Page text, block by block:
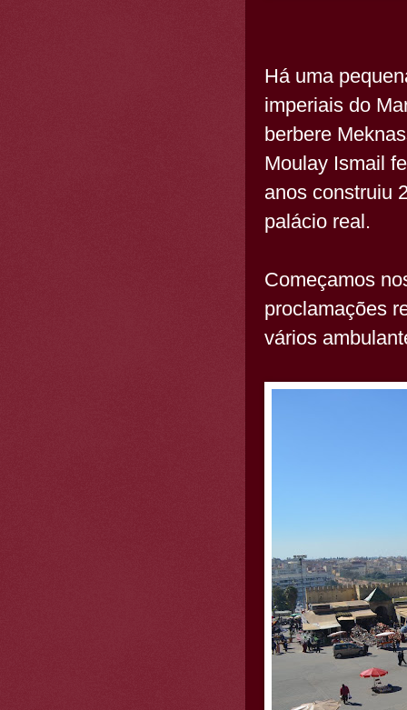
Há uma
imperiais do
berbere
Moulay Ismail
anos construiu
palácio real.
Começamos
proclamações
vários